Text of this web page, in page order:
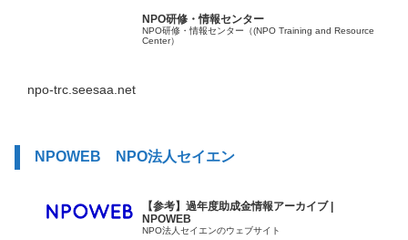
NPO研修・情報センター
NPO研修・情報センター（(NPO Training and Resource
Center）
npo-trc.seesaa.net
NPOWEB NPO法人セイエン
【参考】過年度助成金情報アーカイブ |
NPOWEB
NPO法人セイエンのウェブサイト